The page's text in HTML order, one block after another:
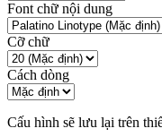
Font chữ nội dung
Cỡ chữ
Cách dòng
Cấu hình sẽ lưu lại trên